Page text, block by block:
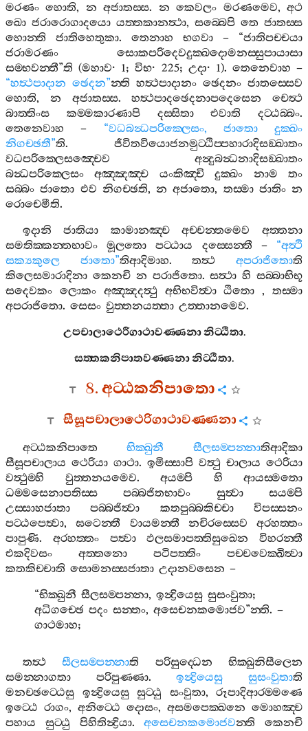
මරණං හොති, න අජාතස‍්ස. න කෙවලං මරණමෙව,අථ
ඛො ජරාරොගාදයො යත‍්තකානත්‍ථා, සබ‍්බෙපි තෙ ජාතස‍්ස
හොන‍්ති
ජාතිහෙතුකා. තෙනාහ භගවා – “ජාතිපච‍්චයා
ජරාමරණං
සොකපරිදෙවදුක‍්ඛදොමනස‍්සුපායාසා
සම‍්භවන‍්තී”ති (මහාව· 1;විභ· 225; උදා· 1). තෙනෙවාහ –
“හත්‍ථපාදාන ඡෙදන”න‍්ති හත්‍ථපාදානං ඡෙදනං ජාතස‍්සෙව
හොති, න අජාතස‍්ස.හත්‍ථපාදඡෙදනාපදෙසෙන
චෙත්‍ථ
බාත‍්තිංස
කම‍්මකාරණාපි දස‍්සිතා එවාති දට‍්ඨබ‍්බං.
තෙනෙවාහ – “වධබන්‍ධපරික‍්ලෙසං, ජාතො
දුක‍්ඛං
නිගච‍්ඡතී”ති. ජීවිතවියොජනමුට‍්ඨිප‍්පහාරාදිසඞ‍්ඛාතං
වධපරික‍්ලෙසඤ‍්චෙව
අන්‍දුබන්‍ධනාදිසඞ‍්ඛාතං
බන්‍ධපරික‍්ලෙසං
අඤ‍්ඤඤ‍්ච යංකිඤ‍්චි දුක‍්ඛං නාම
තං
සබ‍්බං ජාතො එව නිගච‍්ඡති, න අජාතො, තස‍්මා ජාතිං න
රොචෙමීති.
ඉදානි
ජාතියා කාමානඤ‍්ච අච‍්චන‍්තමෙව
අත‍්තනා
සමතික‍්කන‍්තභාවං
මූලතො පට‍්ඨාය දස‍්සෙන‍්තී – “අත්‍ථි
සක්‍යකුලෙ
ජාතො”තිආදිමාහ.තත්‍ථ අපරාජිතොති
කිලෙසමාරාදිනා කෙනචි න පරාජිතො.සත්‍ථා හි සබ‍්බාභිභූ
සදෙවකං ලොකං අඤ‍්ඤදත්‍ථු අභිභවිත්‍වා ඨිතො ,තස‍්මා
අපරාජිතො. සෙසං වුත‍්තනයත‍්තා උත‍්තානමෙව.
උපචාලාථෙරීගාථාවණ‍්ණනානිට‍්ඨිතා.
සත‍්තකනිපාතවණ‍්ණනානිට‍්ඨිතා.
8.අට‍්ඨකනිපාතො
සීසූපචාලාථෙරිගාථාවණ‍්ණනා
අට‍්ඨකනිපාතෙ භික‍්ඛුනී සීලසම‍්පන‍්නාතිආදිකා
සීසූපචාලාය ථෙරියා ගාථා. ඉමිස‍්සාපි වත්‍ථු චාලාය ථෙරියා
වත්‍ථුම‍්හි
වුත‍්තනයමෙව. අයම‍්පි හි
ආයස‍්මතො
ධම‍්මසෙනාපතිස‍්ස
පබ‍්බජිතභාවං සුත්‍වා
සයම‍්පි
උස‍්සාහජාතා
පබ‍්බජිත්‍වා කතපුබ‍්බකිච‍්චා
විපස‍්සනං
පට‍්ඨපෙත්‍වා,ඝටෙන‍්තී වායමන‍්තී නචිරස‍්සෙව
අරහත‍්තං
පාපුණි. අරහත‍්තං පත්‍වා ඵලසමාපත‍්තිසුඛෙන
විහරන‍්තී
එකදිවසං
අත‍්තනො පටිපත‍්තිං
පච‍්චවෙක‍්ඛිත්‍වා
කතකිච‍්චාති සොමනස‍්සජාතා උදානවසෙන –
“භික‍්ඛුනී සීලසම‍්පන‍්නා,ඉන්‍ද්‍රියෙසු සුසංවුතා;
අධිගච‍්ඡෙ පදං සන‍්තං,අසෙචනකමොජව”න‍්ති. –
ගාථමාහ;
තත්‍ථ සීලසම‍්පන‍්නාති පරිසුද‍්ධෙන
භික‍්ඛුනිසීලෙන
සමන‍්නාගතා
පරිපුණ‍්ණා.ඉන්‍ද්‍රියෙසු සුසංවුතාති
මනච‍්ඡට‍්ඨෙසු
ඉන්‍ද්‍රියෙසු සුට‍්ඨු සංවුතා, රූපාදිආරම‍්මණෙ
ඉට‍්ඨෙ රාගං, අනිට‍්ඨෙ දොසං, අසමපෙක‍්ඛනෙ මොහඤ‍්ච
පහාය
සුට‍්ඨු පිහිතින්‍ද්‍රියා.අසෙචනකමොජවන‍්ති
කෙනචි